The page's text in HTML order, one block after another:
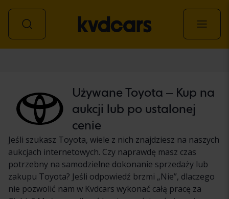
Używane Toyota – Kup na
aukcji lub po ustalonej
cenie
Jeśli szukasz Toyota, wiele z nich znajdziesz na naszych
aukcjach internetowych. Czy naprawdę masz czas
potrzebny na samodzielne dokonanie sprzedaży lub
zakupu Toyota? Jeśli odpowiedź brzmi „Nie”, dlaczego
nie pozwolić nam w Kvdcars wykonać całą pracę za